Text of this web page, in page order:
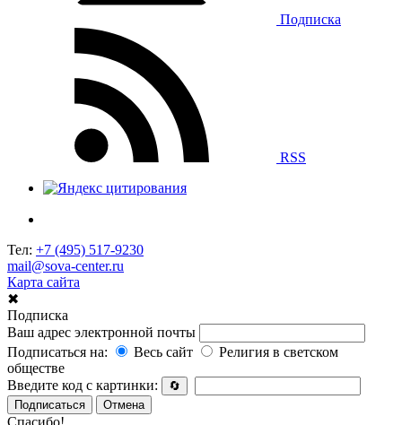
Подписка
RSS
Тел: +7 (495) 517-9230
mail@sova-center.ru
Карта сайта
✖
Подписка
Ваш адрес электронной почты
Подписаться на:
Весь сайт
Религия в светском
обществе
Введите код с картинки:
🔄
Подписаться
Отмена